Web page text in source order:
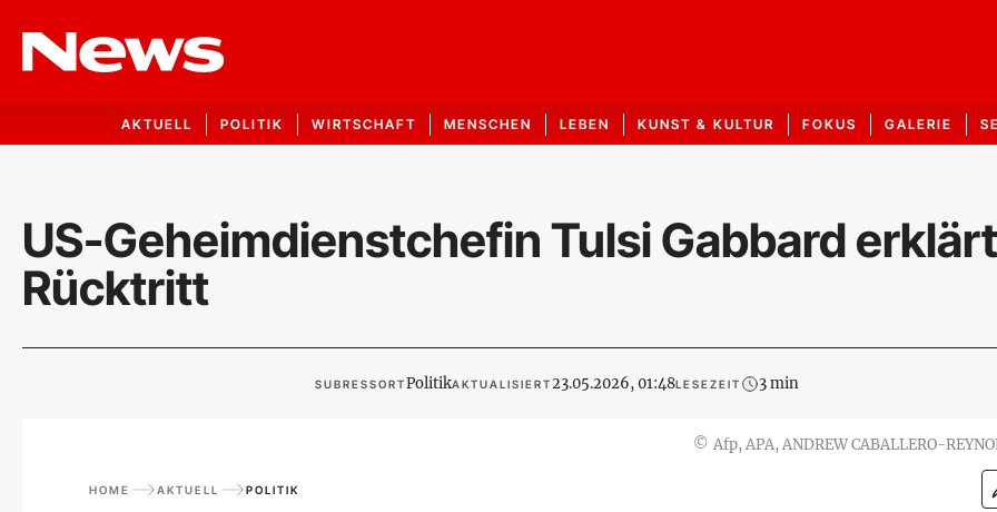
AKTUELL POLITIK WIRTSCHAFT MENSCHEN LEBEN KUNST & KULTUR FOKUS GALERIE
US-Geheimdienstchefin Tulsi Gabbard erklärt
Rücktritt
SUBRESSORTPolitikAKTUALISIERT23.05.2026, 01:48LESEZEIT 3 min
© Afp, APA, ANDREW CABALLERO-
HOME AKTUELL POLITIK